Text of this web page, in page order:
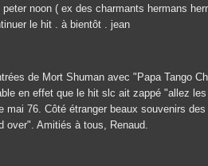
noon ( ex des charmants hermans
le hit . à bientôt . jean
de Mort Shuman avec "Papa Tango
en effet que le hit slc ait zappé "allez
76. Côté étranger beaux souvenirs
Amitiés à tous, Renaud.